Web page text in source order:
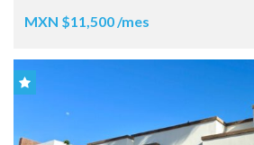
MXN $11,500 /mes